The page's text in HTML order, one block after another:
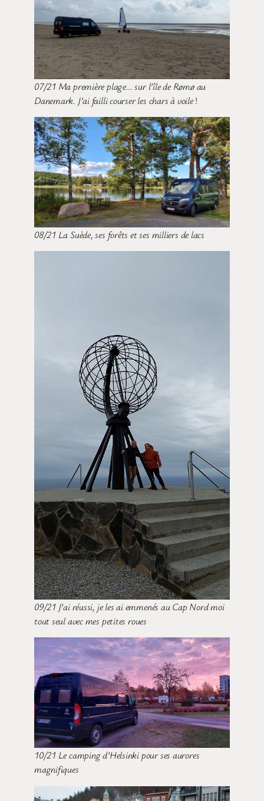
07/21 Ma première plage… sur l’île de Rømø au
Danemark. J’ai failli courser les chars à voile!
08/21 La Suède, ses forêts et ses milliers de lacs
09/21 J’ai réussi, je les ai emmenés au Cap Nord moi
tout seul avec mes petites roues
10/21 Le camping d’Helsinki pour ses aurores
magnifiques